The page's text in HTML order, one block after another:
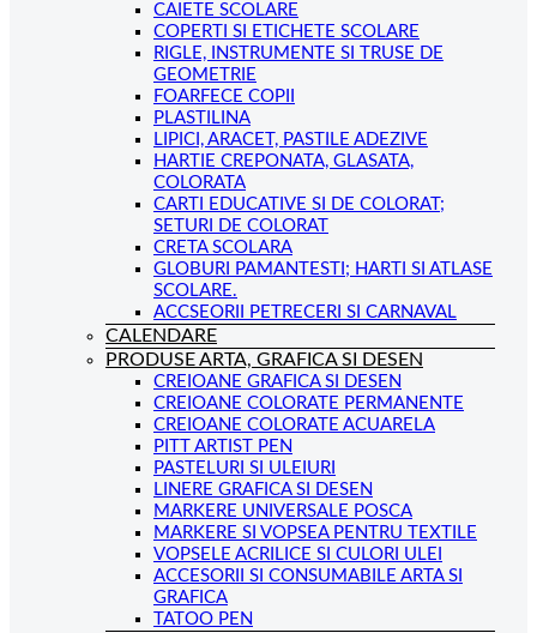
CAIETE SCOLARE
COPERTI SI ETICHETE SCOLARE
RIGLE, INSTRUMENTE SI TRUSE DE
GEOMETRIE
FOARFECE COPII
PLASTILINA
LIPICI, ARACET, PASTILE ADEZIVE
HARTIE CREPONATA, GLASATA,
COLORATA
CARTI EDUCATIVE SI DE COLORAT;
SETURI DE COLORAT
CRETA SCOLARA
GLOBURI PAMANTESTI; HARTI SI ATLASE
SCOLARE.
ACCSEORII PETRECERI SI CARNAVAL
CALENDARE
PRODUSE ARTA, GRAFICA SI DESEN
CREIOANE GRAFICA SI DESEN
CREIOANE COLORATE PERMANENTE
CREIOANE COLORATE ACUARELA
PITT ARTIST PEN
PASTELURI SI ULEIURI
LINERE GRAFICA SI DESEN
MARKERE UNIVERSALE POSCA
MARKERE SI VOPSEA PENTRU TEXTILE
VOPSELE ACRILICE SI CULORI ULEI
ACCESORII SI CONSUMABILE ARTA SI
GRAFICA
TATOO PEN